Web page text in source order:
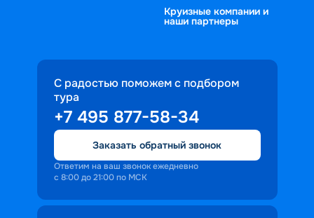
Круизные компании и
наши партнеры
С радостью поможем с подбором
тура
+7 495 877-58-34
Заказать обратный звонок
Ответим на ваш звонок ежедневно
с 8:00 до 21:00 по МСК